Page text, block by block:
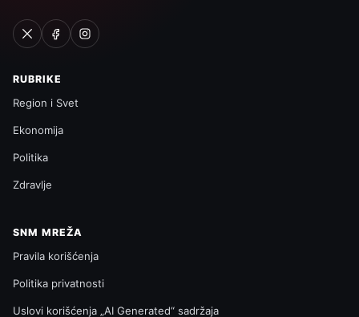
RUBRIKE
Region i Svet
Ekonomija
Politika
Zdravlje
SNM MREŽA
Pravila korišćenja
Politika privatnosti
Uslovi korišćenja „AI Generated“ sadržaja